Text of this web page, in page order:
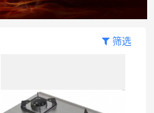
筛选